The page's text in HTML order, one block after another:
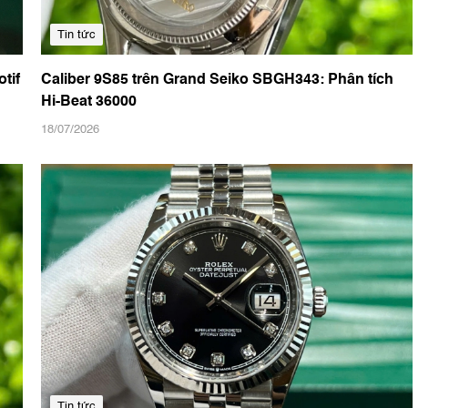
Tin tức
Caliber 9S85 trên Grand Seiko SBGH343: Phân tích
Hi-Beat 36000
18/07/2026